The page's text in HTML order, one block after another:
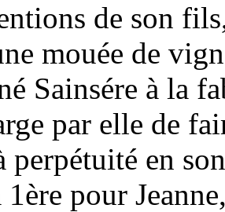
de son
mouée de
Sainsére à la
par elle de
perpétuité en
1ère pour